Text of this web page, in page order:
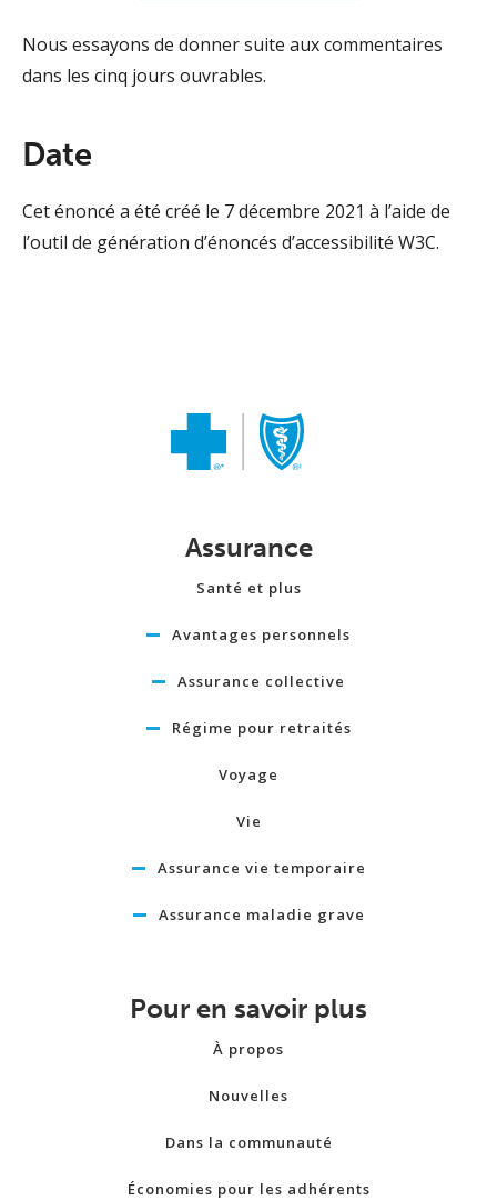
Nous essayons de donner suite aux commentaires
dans les cinq jours ouvrables.
Date
Cet énoncé a été créé le 7 décembre 2021 à l’aide de
l’outil de génération d’énoncés d’accessibilité W3C.
Assurance
Santé et plus
Avantages personnels
Assurance collective
Régime pour retraités
Voyage
Vie
Assurance vie temporaire
Assurance maladie grave
Pour en savoir plus
À propos
Nouvelles
Dans la communauté
Économies pour les adhérents